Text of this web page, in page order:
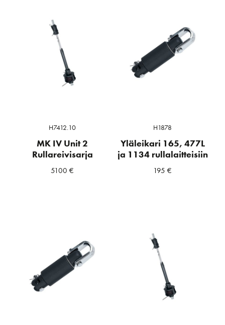
H7412.10
MK IV Unit 2
Rullareivisarja
5100€
H1878
Yläleikari 165, 477L
ja 1134 rullalaitteisiin
195€